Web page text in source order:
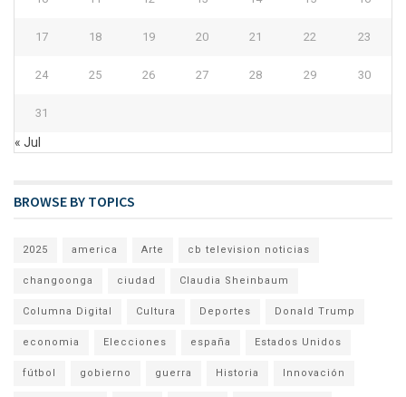
17 18 19 20 21 22 23
24 25 26 27 28 29 30
31
« Jul
BROWSE BY TOPICS
2025 america Arte cb television noticias
changoonga ciudad Claudia Sheinbaum
Columna Digital Cultura Deportes Donald Trump
economia Elecciones españa Estados Unidos
fútbol gobierno guerra Historia Innovación